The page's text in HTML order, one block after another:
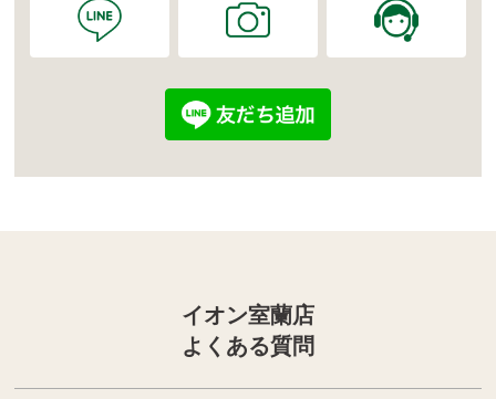
イオン室蘭店
よくある質問